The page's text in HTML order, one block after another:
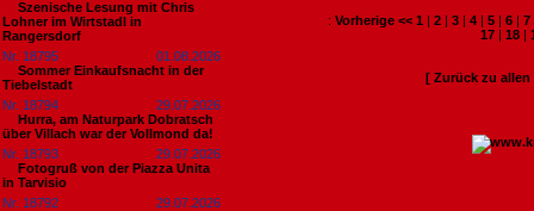
Szenische Lesung mit Chris
Lohner im Wirtstadl in
Rangersdorf
Nr. 18795
01.08.2026
Sommer Einkaufsnacht in der
Tiebelstadt
Nr. 18794
29.07.2026
Hurra, am Naturpark Dobratsch
über Villach war der Vollmond da!
Nr. 18793
29.07.2026
Fotogruß von der Piazza Unita
in Tarvisio
Nr. 18792
29.07.2026
: Vorherige << 1 | 2 | 3 | 4 | 5 | 6 | 7
17 | 18 |
[ Zurück zu